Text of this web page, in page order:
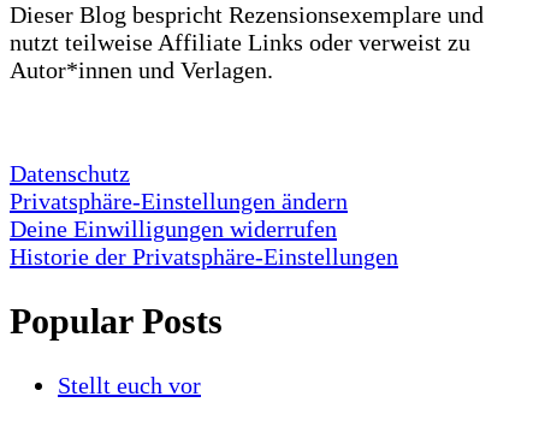
Dieser Blog bespricht Rezensionsexemplare und
nutzt teilweise Affiliate Links oder verweist zu
Autor*innen und Verlagen.
Datenschutz
Privatsphäre-Einstellungen ändern
Deine Einwilligungen widerrufen
Historie der Privatsphäre-Einstellungen
Popular Posts
Stellt euch vor